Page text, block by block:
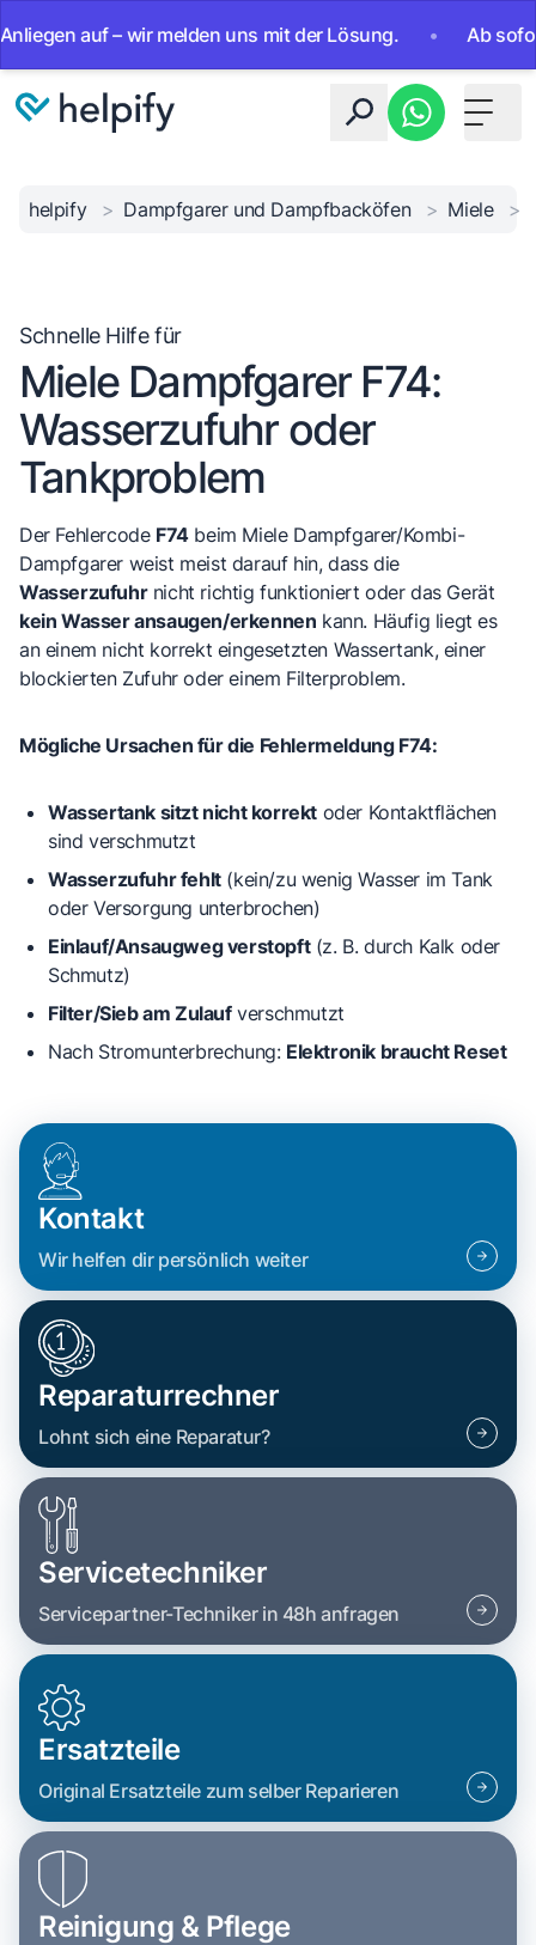
auf – wir melden uns mit der Lösung. • Ab sofort
Toggle
helpify > Dampfgarer und Dampfbacköfen > Miele >
Schnelle Hilfe für
Miele Dampfgarer F74:
Wasserzufuhr oder
Tankproblem
Der Fehlercode F74beim Miele Dampfgarer/Kombi-
Dampfgarer weist meist darauf hin, dass die
Wasserzufuhrnicht richtig funktioniert oder das Gerät
kein Wasser ansaugen/erkennen kann. Häufig liegt es
an einem nicht korrekt eingesetzten Wassertank, einer
blockierten Zufuhr oder einem Filterproblem.
Mögliche Ursachen für die Fehlermeldung F74:
Wassertank sitzt nicht korrekt oder Kontaktflächen
sind verschmutzt
Wasserzufuhr fehlt(kein/zu wenig Wasser im Tank
oder Versorgung unterbrochen)
Einlauf/Ansaugweg verstopft(z. B. durch Kalk oder
Schmutz)
Filter/Sieb am Zulaufverschmutzt
Nach Stromunterbrechung: Elektronik braucht Reset
Kontakt
Wir helfen dir persönlich weiter
Reparaturrechner
Lohnt sich eine Reparatur?
Servicetechniker
Servicepartner-Techniker in 48h anfragen
Ersatzteile
Original Ersatzteile zum selber Reparieren
Reinigung & Pflege